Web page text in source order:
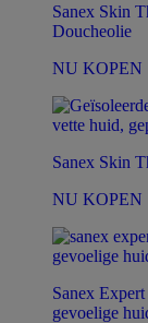
Sanex Skin
Doucheolie
NU KOPEN
Sanex Skin
NU KOPEN
Sanex
gevoelige